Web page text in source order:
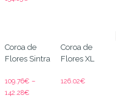
Coroa de
Flores Sintra
109.76€ –
142.28€
Coroa de
Flores XL
126.02€